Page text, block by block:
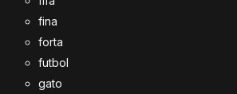
fina
forta
futbol
gato